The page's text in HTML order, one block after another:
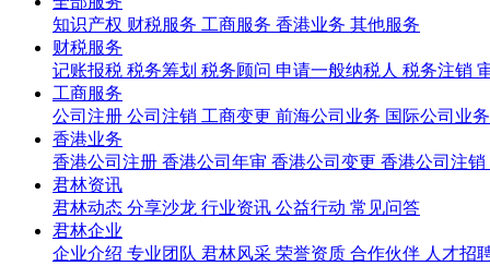
知识产权 财税服务 工商服务 香港业务 其他服务
财税服务
记账报税 税务筹划 税务顾问 申请一般纳税人 税务注销
工商服务
公司注册 公司注销 工商变更 前海公司业务 国际公司业
香港业务
香港公司注册 香港公司年审 香港公司变更 香港公司注销
君林资讯
君林动态 分享沙龙 行业资讯 公益行动 常见问答
君林企业
企业介绍 专业团队 君林风采 荣誉资质 合作伙伴 人才招